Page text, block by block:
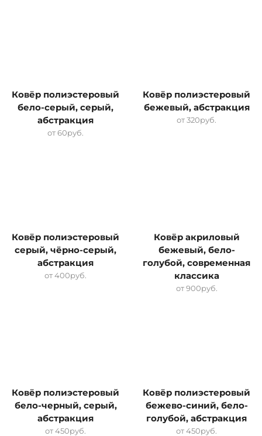
Ковёр полиэстеровый
бело-серый, серый,
абстракция
от60руб.
Ковёр полиэстеровый
бежевый, абстракция
от320руб.
Ковёр полиэстеровый
серый, чёрно-серый,
абстракция
от400руб.
Ковёр акриловый
бежевый, бело-
голубой, современная
классика
от900руб.
Ковёр полиэстеровый
бело-черный, серый,
абстракция
от450руб.
Ковёр полиэстеровый
бежево-синий, бело-
голубой, абстракция
от450руб.